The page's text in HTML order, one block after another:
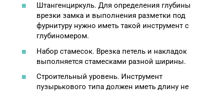
Штангенциркуль. Для определения глубины
врезки замка и выполнения разметки под
фурнитуру нужно иметь такой инструмент с
глубиномером.
Набор стамесок. Врезка петель и накладок
выполняется стамесками разной ширины.
Строительный уровень. Инструмент
пузырькового типа должен иметь длину не